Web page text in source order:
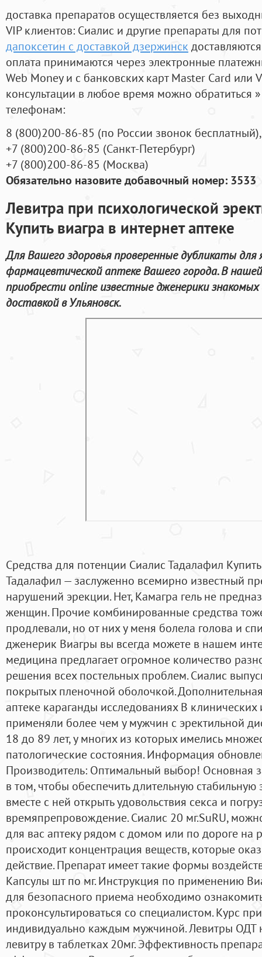
доставка препаратов осуществляется без
VIP клиентов: Сиалис и другие препараты для
дапоксетин с доставкой дзержинск
оплата принимаются через электронные
Web Money и с банковских карт Master Card или
консультации в любое время можно обратиться
телефонам:
8 (800)200-86-85 (по России звонок бесплатный),
+7 (800)200-86-85 (Санкт-Петербург)
+7 (800)200-86-85 (Москва)
Обязательно назовите добавочный номер: 3533
Левитра при психологической
Купить виагра в интернет аптеке
Для Вашего здоровья проверенные дубликаты для
фармацевтической аптеке Вашего города. В
приобрести online известные дженерики
доставкой в Ульяновск.
Средства для потенции Сиалис Тадалафил
Тадалафил — заслуженно всемирно известный
нарушений эрекции. Нет, Камагра гель не
женщин. Прочие комбинированные средства
продлевали, но от них у меня болела голова и
дженерик Виагры вы всегда можете в нашем
медицина предлагает огромное количество
решения всех постельных проблем. Сиалис
покрытых пленочной оболочкой.
аптеке караганды исследованиях В
применяли более чем у мужчин с эректильной
18 до 89 лет, у многих из которых имелись
патологические состояния. Информация
Производитель: Оптимальный выбор! Основная
в том, чтобы обеспечить длительную
вместе с ней открыть удовольствия секса и
времяпрепровождение. Сиалис 20 мг.SuRU,
для вас аптеку рядом с домом или по дороге на
происходит концентрация веществ, которые
действие. Препарат имеет такие формы
Капсулы шт по мг. Инструкция по применению
для безопасного приема необходимо
проконсультироваться со специалистом. Курс
индивидуально каждым мужчиной. Левитры ОДТ
левитру в таблетках 20мг. Эффективность